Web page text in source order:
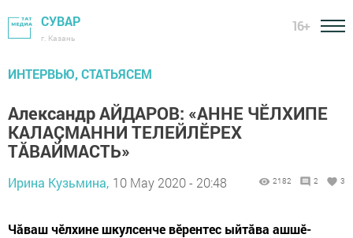
СУВАР
г. Казань
16+
ИНТЕРВЬЮ, СТАТЬЯСЕМ
Александр АЙДАРОВ: «АННЕ ЧӖЛХИПЕ
КАЛАÇМАННИ ТЕЛЕЙЛӖРЕХ
ТĂВАЙМАСТЬ»
Ирина Кузьмина, 10 May 2020 - 20:48 2182 2 3
Чăваш чӗлхине шкулсенче вӗрентес ыйтăва ашшӗ-